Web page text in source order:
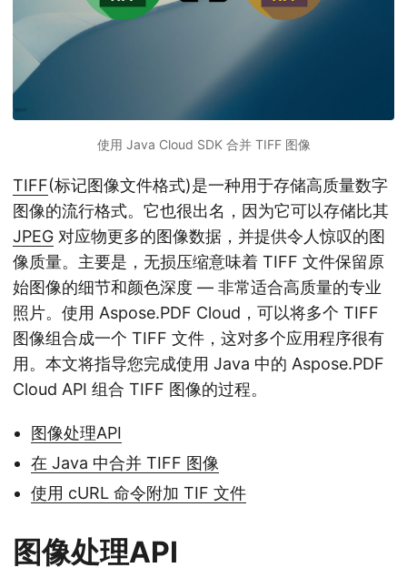
使用 Java Cloud SDK 合并 TIFF 图像
TIFF(标记图像文件格式)是一种用于存储高质量数字
图像的流行格式。它也很出名，因为它可以存储比其
JPEG 对应物更多的图像数据，并提供令人惊叹的图
像质量。主要是，无损压缩意味着 TIFF 文件保留原
始图像的细节和颜色深度 — 非常适合高质量的专业
照片。使用 Aspose.PDF Cloud，可以将多个 TIFF
图像组合成一个 TIFF 文件，这对多个应用程序很有
用。本文将指导您完成使用 Java 中的 Aspose.PDF
Cloud API 组合 TIFF 图像的过程。
图像处理API
在 Java 中合并 TIFF 图像
使用 cURL 命令附加 TIF 文件
图像处理API